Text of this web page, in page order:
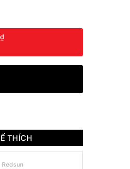
THÍCH
Redsun